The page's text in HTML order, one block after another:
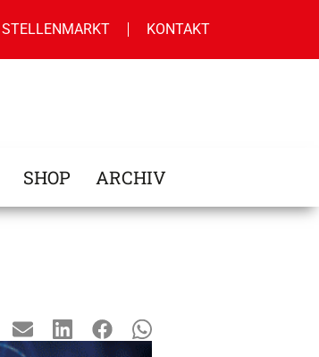
STELLENMARKT KONTAKT
SHOP ARCHIV